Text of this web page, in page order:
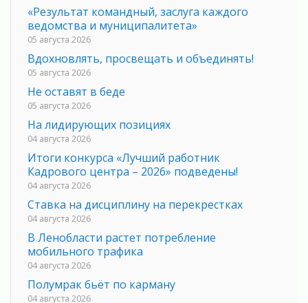
«Результат командный, заслуга каждого
ведомства и муниципалитета»
05 августа 2026
Вдохновлять, просвещать и объединять!
05 августа 2026
Не оставят в беде
05 августа 2026
На лидирующих позициях
04 августа 2026
Итоги конкурса «Лучший работник
Кадрового центра – 2026» подведены!
04 августа 2026
Ставка на дисциплину на перекрестках
04 августа 2026
В Ленобласти растет потребление
мобильного трафика
04 августа 2026
Полумрак бьёт по карману
04 августа 2026